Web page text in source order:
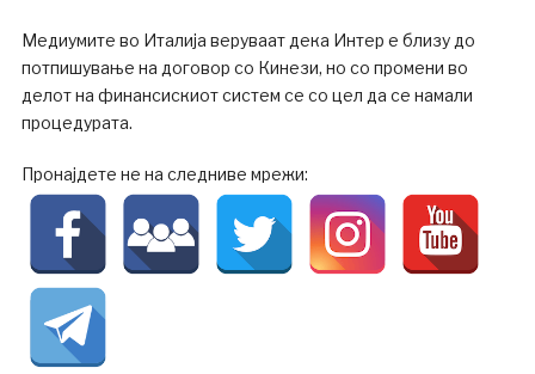
Медиумите во Италија веруваат дека Интер е близу до
потпишување на договор со Кинези, но со промени во
делот на финансискиот систем се со цел да се намали
процедурата.
Пронајдете не на следниве мрежи: